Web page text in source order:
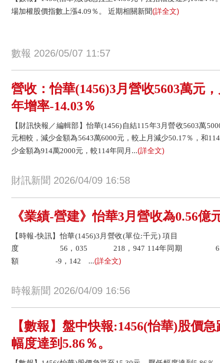
場加權股價指數上漲4.09％。 近期相關新聞(詳全文)
數報 2026/05/07 11:57
營收：怡華(1456)3月營收5603萬元
年增率-14.03％
【財訊快報／編輯部】怡華(1456)自結115年3月營收5603萬
元相較，減少金額為5643萬6000元，較上月減少50.17％，和
少金額為914萬2000元，較114年同月...(詳全文)
財訊新聞 2026/04/09 16:58
《業績-營建》怡華3月營收為0.56億
【時報-快訊】怡華(1456)3月營收(單位:千元) 項
度 56，035 218，947 114年同期 65，
額 -9，142 ...(詳全文)
時報新聞 2026/04/09 16:56
【數報】盤中快報:1456(怡華)股價
幅度達到5.86％。